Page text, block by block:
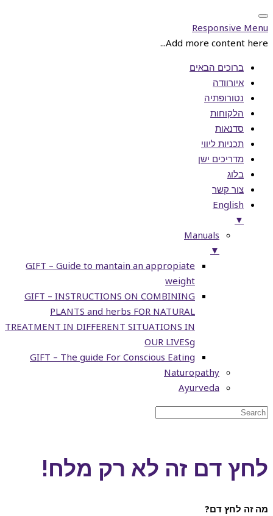
Responsive Menu
Add more content here...
ברוכים הבאים
איורוודה
נטורופתיה
הלקוחות
סדנאות
תכניות ליווי
מדריכים ישן
בלוג
צור קשר
English
▼
Manuals
▼
GIFT – Guide to mantain an appropiate
weight
GIFT – INSTRUCTIONS ON COMBINING
PLANTS and herbs FOR NATURAL
TREATMENT IN DIFFERENT SITUATIONS IN
OUR LIVESg
GIFT – The guide For Conscious Eating
Naturopathy
Ayurveda
לחץ דם זה לא רק מלח!
מה זה לחץ דם?